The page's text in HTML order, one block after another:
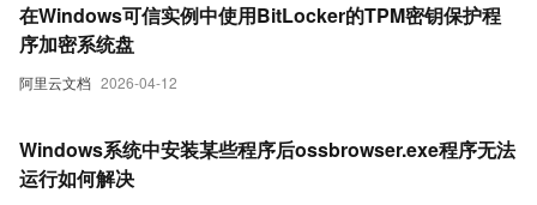
阿里云文档 2026-04-12
在Windows可信实例中使用BitLocker的TPM密钥保护程
序加密系统盘
Windows系统中安装某些程序后ossbrowser.exe程序无法
运行如何解决